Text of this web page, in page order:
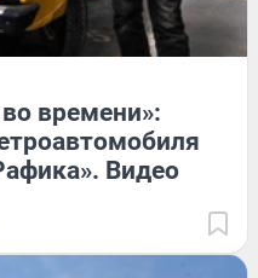
времени»:
Видео